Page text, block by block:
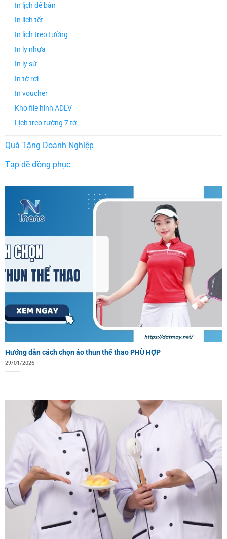
In lịch để bàn
In lịch tết
In lịch treo tường
In ly nhựa
In ly sứ
In tờ rơi
In voucher
Kho file hình ADLV
Lịch treo tường 7 tờ
Quà Tặng Doanh Nghiệp
Tạp dề đồng phục
Hướng dẫn cách chọn áo thun thể thao PHÙ HỢP
29/01/2026